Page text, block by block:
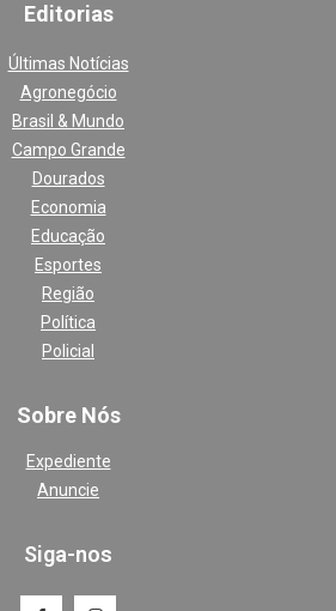
Editorias
Últimas Notícias
Agronegócio
Brasil & Mundo
Campo Grande
Dourados
Economia
Educação
Esportes
Região
Política
Policial
Sobre Nós
Expediente
Anuncie
Siga-nos